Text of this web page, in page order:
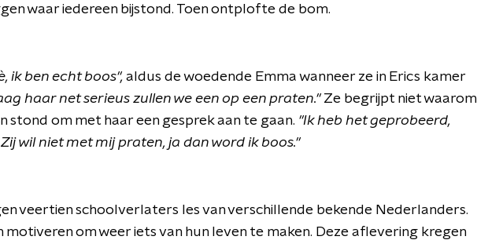
waar iedereen bijstond. Toen ontplofte de bom.
ik ben echt boos", aldus de woedende Emma wanneer ze in Erics kamer
haar net serieus zullen we een op een praten." Ze begrijpt niet waarom
stond om met haar een gesprek aan te gaan. "Ik heb het geprobeerd,
wil niet met mij praten, ja dan word ik boos."
veertien schoolverlaters les van verschillende bekende Nederlanders.
motiveren om weer iets van hun leven te maken. Deze aflevering kregen